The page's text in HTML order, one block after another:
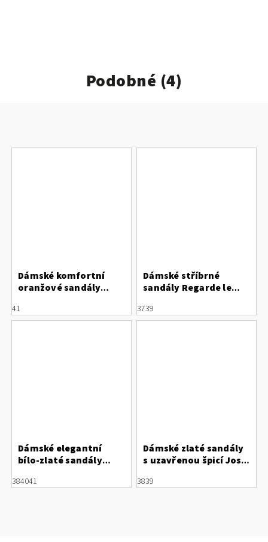
Podobné (4)
Dámské komfortní
oranžové sandály
41
Dámské stříbrné
sandály Regarde le
3739
Dámské elegantní
bílo-zlaté sandály
384041
Dámské zlaté sandály
s uzavřenou špicí Jose
3839